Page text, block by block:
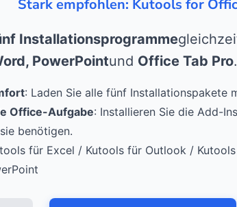
Stark empfohlen: Kutools for
Installationsprogramme
PowerPointund Office Tab Pro.
: Laden Sie alle fünf Installationspakete
Office-Aufgabe: Installieren Sie die Add-
benötigen.
für Excel / Kutools für Outlook /